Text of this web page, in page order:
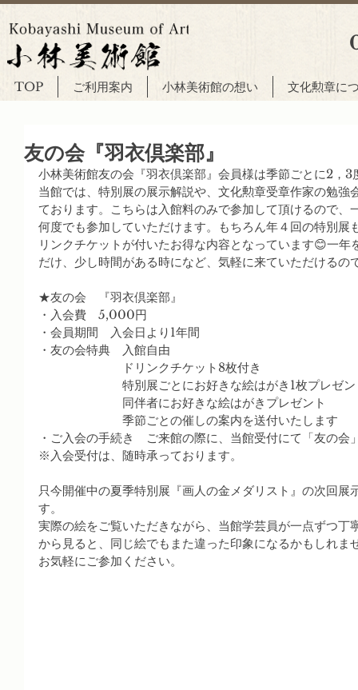
TOP ご利用案内 小林美術館の想い 文化勲章に
友の会『羽衣倶楽部』
小林美術館友の会『羽衣倶楽部』会員様は季節ごとに2，3
当館では、特別展の展示解説や、文化勲章受章作家の勉強
ております。こちらは入館料のみで参加して頂けるので、
何度でも参加していただけます。もちろん年４回の特別展
リンクチケットが付いたお得な内容となっています😊一
だけ、少し時間がある時になど、気軽に来ていただけるの
★友の会　『羽衣倶楽部』
・入会費　5,000円
・会員期間　入会日より1年間
・友の会特典　入館自由
ドリンクチケット8枚付き
特別展ごとにお好きな絵はがき1枚プレゼン
同伴者にお好きな絵はがきプレゼント
季節ごとの催しの案内を送付いたします
・ご入会の手続き　ご来館の際に、当館受付にて「友の
※入会受付は、随時承っております。
只今開催中の夏季特別展『画人の金メダリスト』の次回
す。
実際の絵をご覧いただきながら、当館学芸員が一点ずつ丁
から見ると、同じ絵でもまた違った印象になるかもしれま
お気軽にご参加ください。